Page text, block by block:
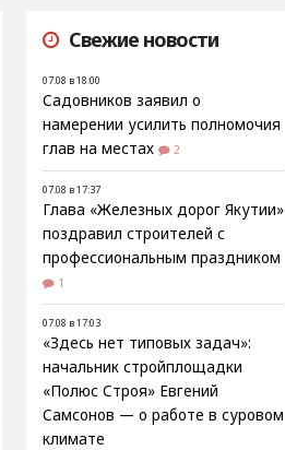
Свежие новости
07.08 в 18:00
Садовников заявил о
намерении усилить полномочия
глав на местах
2
07.08 в 17:37
Глава «Железных дорог Якутии»
поздравил строителей с
профессиональным праздником
1
07.08 в 17:03
«Здесь нет типовых задач»:
начальник стройплощадки
«Полюс Строя» Евгений
Самсонов — о работе в суровом
климате